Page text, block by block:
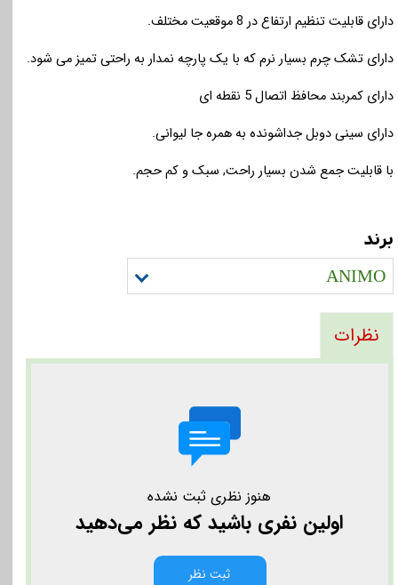
دارای قابلیت تنظیم ارتفاع در 8 موقعیت مختلف.
دارای تشک چرم بسیار نرم که با یک پارچه نمدار به راحتی تمیز می شود.
دارای کمربند محافظ اتصال 5 نقطه ای
دارای سینی دوبل جداشونده به همره جا لیوانی.
با قابلیت جمع شدن بسیار راحت, سبک و کم حجم.
برند
ANIMO
نظرات
هنوز نظری ثبت نشده
اولین نفری باشید که نظر می‌دهید
ثبت نظر